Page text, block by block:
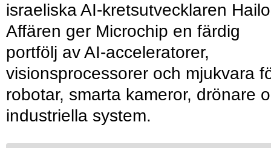
israeliska AI-kretsutvecklaren
Affären ger Microchip en färdig
portfölj av AI-acceleratorer,
visionsprocessorer och mjukvara
robotar, smarta kameror, drönare
industriella system.